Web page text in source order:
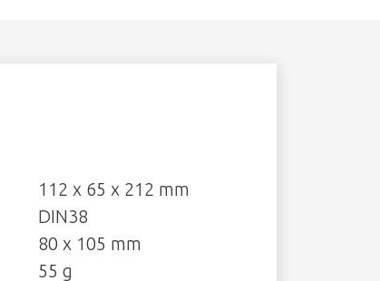
112 x 65 x 212 mm
DIN38
80 x 105 mm
55 g